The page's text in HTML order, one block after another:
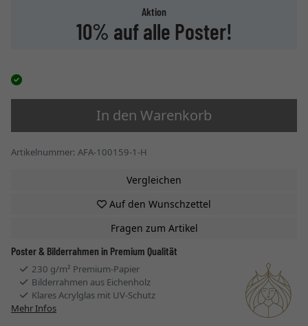
Aktion
10% auf alle Poster!
In den Warenkorb
Artikelnummer: AFA-100159-1-H
Vergleichen
Auf den Wunschzettel
Fragen zum Artikel
Poster & Bilderrahmen in Premium Qualität
230 g/m² Premium-Papier
Bilderrahmen aus Eichenholz
Klares Acrylglas mit UV-Schutz
Mehr Infos